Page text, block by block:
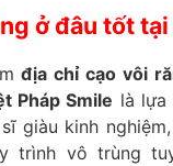
ở đâu tốt tại
địa chỉ cạo vôi
Pháp Smile là lựa
giàu kinh
trình vô trùng